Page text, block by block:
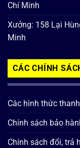
Chí Minh
Xưởng: 158 Lại
Minh
CÁC CHÍNH
Các hình thức
Chính sách bảo
Chính sách đổi, trả